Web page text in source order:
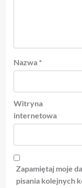
Nazwa *
Witryna
internetowa
Zapamiętaj moje
pisania kolejnych